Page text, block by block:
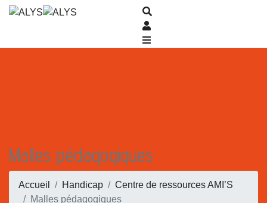
Malles pédagogiques
Accueil Handicap
Centre de ressources AMI’S
Malles pédagogiques